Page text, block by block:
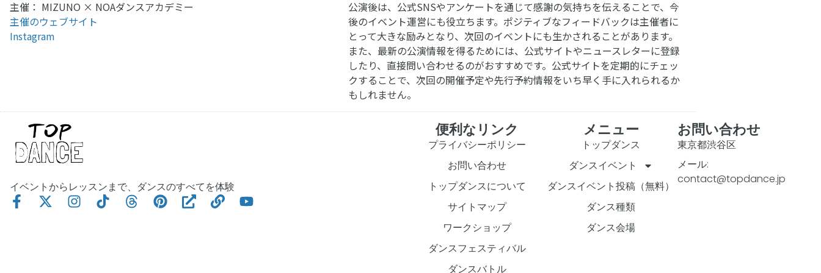
主催： MIZUNO × NOAダンスアカデミー
主催のウェブサイト
Instagram
公演後は、公式SNSやアンケートを通じて感謝の気持ちを伝えることで、今
後のイベント運営にも役立ちます。ポジティブなフィードバックは主催者に
とって大きな励みとなり、次回のイベントにも生かされることがあります。
また、最新の公演情報を得るためには、公式サイトやニュースレターに登録
したり、直接問い合わせるのがおすすめです。公式サイトを定期的にチェッ
クすることで、次回の開催予定や先行予約情報をいち早く手に入れられるか
もしれません。
イベントからレッスンまで、ダンスのすべてを体験
便利なリンク
プライバシーポリシー
お問い合わせ
トップダンスについて
サイトマップ
ワークショップ
ダンスフェスティバル
ダンスバトル
メニュー
トップダンス
ダンスイベント
ダンスイベント投稿（無料）
ダンス種類
ダンス会場
お問い合わせ
東京都渋谷区
メール:
contact@topdance.jp